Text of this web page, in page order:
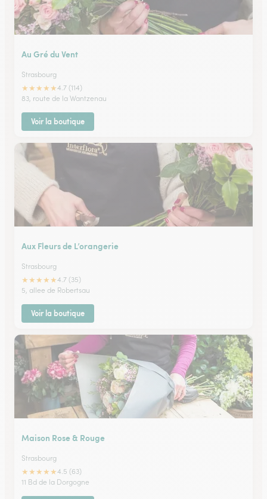
Au Gré du Vent
Strasbourg
★★★★★4.7 (114)
83, route de la Wantzenau
Voir la boutique
Aux Fleurs de L’orangerie
Strasbourg
★★★★★4.7 (35)
5, allee de Robertsau
Voir la boutique
Maison Rose & Rouge
Strasbourg
★★★★★4.5 (63)
11 Bd de la Dorgogne